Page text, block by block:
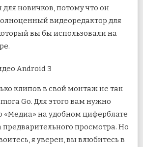
для новичков, потому что он
видеоредактор для
вы бы использовали на
клипов в свой монтаж не так
Go. Для этого вам нужно
на удобном циферблате
предварительного просмотра. Но
я уверен, вы влюбитесь в